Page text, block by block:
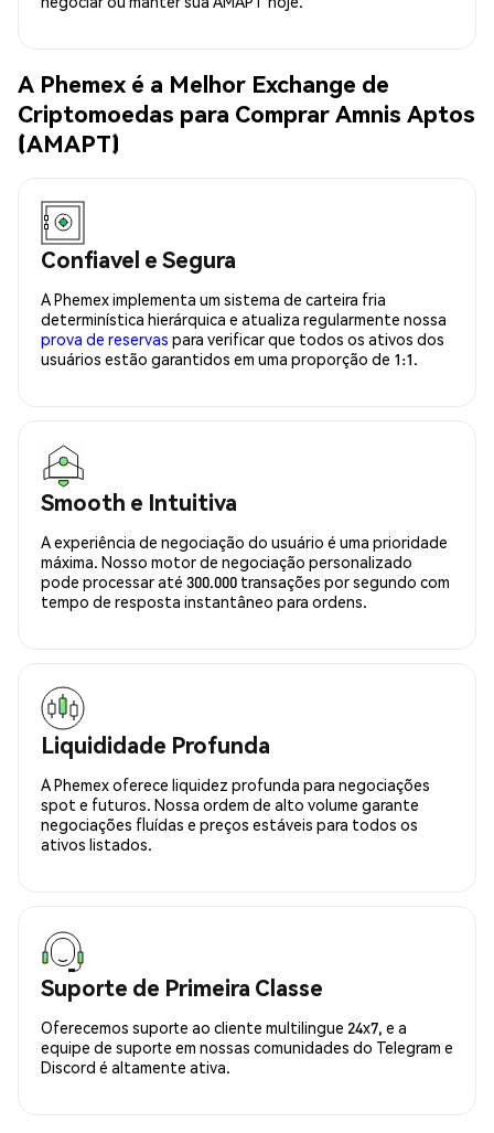
A Phemex é a Melhor Exchange de
Criptomoedas para Comprar Amnis Aptos
(AMAPT)
Confiavel e Segura
A Phemex implementa um sistema de carteira fria
determinística hierárquica e atualiza regularmente nossa
prova de reservas para verificar que todos os ativos dos
usuários estão garantidos em uma proporção de 1:1.
Smooth e Intuitiva
A experiência de negociação do usuário é uma prioridade
máxima. Nosso motor de negociação personalizado
pode processar até 300.000 transações por segundo com
tempo de resposta instantâneo para ordens.
Liquididade Profunda
A Phemex oferece liquidez profunda para negociações
spot e futuros. Nossa ordem de alto volume garante
negociações fluídas e preços estáveis para todos os
ativos listados.
Suporte de Primeira Classe
Oferecemos suporte ao cliente multilingue 24x7, e a
equipe de suporte em nossas comunidades do Telegram e
Discord é altamente ativa.